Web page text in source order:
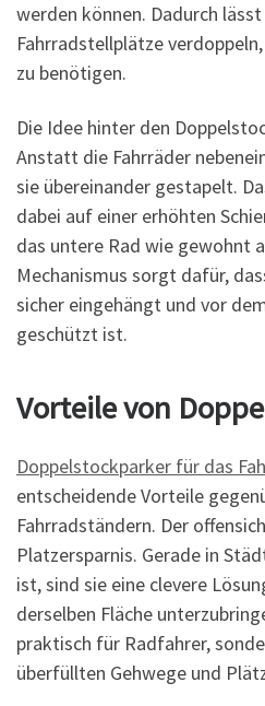
werden können. Dadurch
Fahrradstellplätze
zu benötigen.
Die Idee hinter den
Anstatt die Fahrräder
sie übereinander gestapelt.
dabei auf einer erhöhten
das untere Rad wie gewohnt
Mechanismus sorgt dafür,
sicher eingehängt und vor
geschützt ist.
Vorteile von
Doppelstockparker für das
entscheidende Vorteile
Fahrradständern. Der
Platzersparnis. Gerade in
ist, sind sie eine clevere
derselben Fläche
praktisch für Radfahrer,
überfüllten Gehwege und